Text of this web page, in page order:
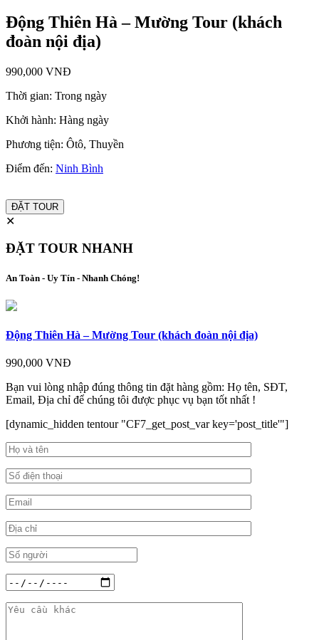
Động Thiên Hà – Mường Tour (khách
đoàn nội địa)
990,000 VNĐ
Thời gian: Trong ngày
Khởi hành: Hàng ngày
Phương tiện: Ôtô, Thuyền
Điểm đến: Ninh Bình
ĐẶT TOUR
✕
ĐẶT TOUR NHANH
An Toàn - Uy Tín - Nhanh Chóng!
Động Thiên Hà – Mường Tour (khách đoàn nội địa)
990,000 VNĐ
Bạn vui lòng nhập đúng thông tin đặt hàng gồm: Họ tên, SĐT,
Email, Địa chỉ để chúng tôi được phục vụ bạn tốt nhất !
[dynamic_hidden tentour "CF7_get_post_var key='post_title'"]